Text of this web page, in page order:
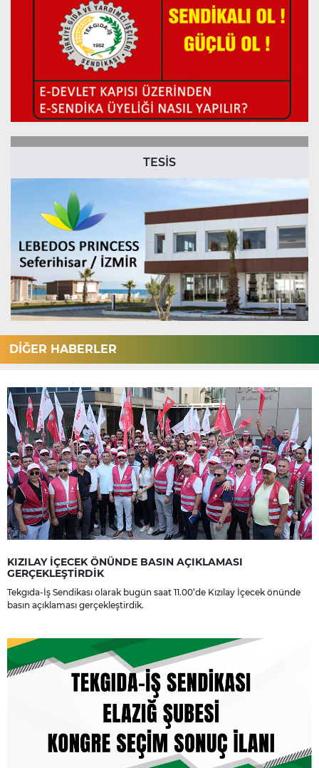
TESİS
DİĞER HABERLER
KIZILAY İÇECEK ÖNÜNDE BASIN AÇIKLAMASI
GERÇEKLEŞTİRDİK
Tekgıda-İş Sendikası olarak bugün saat 11.00’de Kızılay İçecek önünde
basın açıklaması gerçekleştirdik.